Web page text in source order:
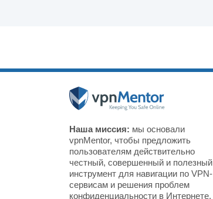
Наша миссия: мы основали
vpnMentor, чтобы предложить
пользователям действительно
честный, совершенный и полезный
инструмент для навигации по VPN-
сервисам и решения проблем
конфиденциальности в Интернете.